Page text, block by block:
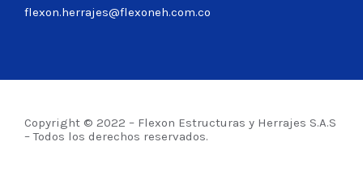
flexon.herrajes@flexoneh.com.co
Copyright © 2022 – Flexon Estructuras y Herrajes S.A.S
– Todos los derechos reservados.